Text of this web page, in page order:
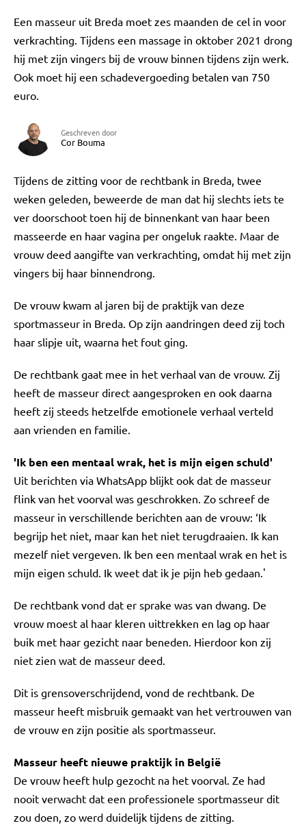
Een masseur uit Breda moet zes maanden de cel in voor
verkrachting. Tijdens een massage in oktober 2021 drong
hij met zijn vingers bij de vrouw binnen tijdens zijn werk.
Ook moet hij een schadevergoeding betalen van 750
euro.
Geschreven door
Cor Bouma
Tijdens de zitting voor de rechtbank in Breda, twee
weken geleden, beweerde de man dat hij slechts iets te
ver doorschoot toen hij de binnenkant van haar been
masseerde en haar vagina per ongeluk raakte. Maar de
vrouw deed aangifte van verkrachting, omdat hij met zijn
vingers bij haar binnendrong.
De vrouw kwam al jaren bij de praktijk van deze
sportmasseur in Breda. Op zijn aandringen deed zij toch
haar slipje uit, waarna het fout ging.
De rechtbank gaat mee in het verhaal van de vrouw. Zij
heeft de masseur direct aangesproken en ook daarna
heeft zij steeds hetzelfde emotionele verhaal verteld
aan vrienden en familie.
'Ik ben een mentaal wrak, het is mijn eigen schuld'
Uit berichten via WhatsApp blijkt ook dat de masseur
flink van het voorval was geschrokken. Zo schreef de
masseur in verschillende berichten aan de vrouw: ‘Ik
begrijp het niet, maar kan het niet terugdraaien. Ik kan
mezelf niet vergeven. Ik ben een mentaal wrak en het is
mijn eigen schuld. Ik weet dat ik je pijn heb gedaan.'
De rechtbank vond dat er sprake was van dwang. De
vrouw moest al haar kleren uittrekken en lag op haar
buik met haar gezicht naar beneden. Hierdoor kon zij
niet zien wat de masseur deed.
Dit is grensoverschrijdend, vond de rechtbank. De
masseur heeft misbruik gemaakt van het vertrouwen van
de vrouw en zijn positie als sportmasseur.
Masseur heeft nieuwe praktijk in België
De vrouw heeft hulp gezocht na het voorval. Ze had
nooit verwacht dat een professionele sportmasseur dit
zou doen, zo werd duidelijk tijdens de zitting.